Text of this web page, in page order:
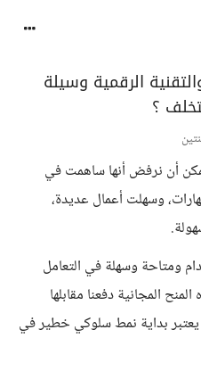
الرقمية وسيلة
؟
يمكن أن نرفض أنها ساهمت في
وسهلت أعمال عديدة،
ومتاحة وسهلة في التعامل
المجانية دفعنا مقابلها
يعتبر بداية نمط سلوكي خطير في